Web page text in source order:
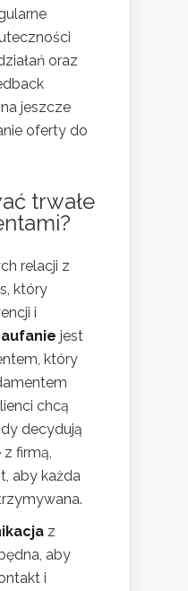
oraz
jeszcze
oferty do
trwałe
relacji z
który
i
jest
który
chcą
decydują
z firmą,
aby każda
z
aby
i